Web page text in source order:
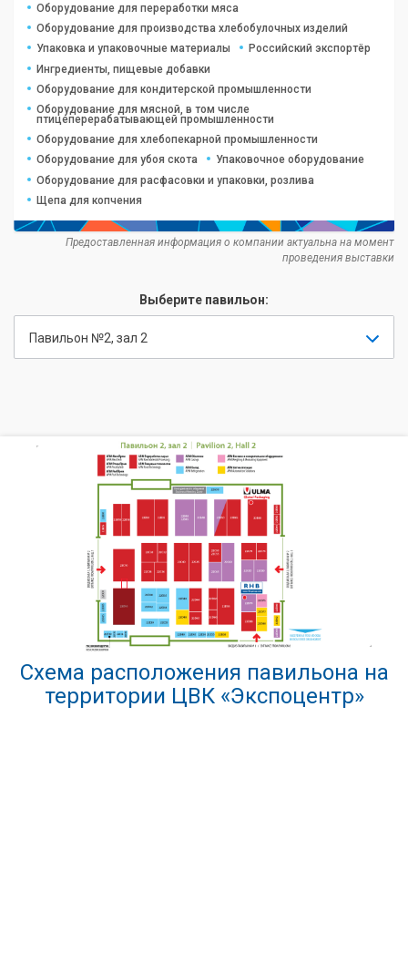
Оборудование для переработки мяса
Оборудование для производства хлебобулочных изделий
Упаковка и упаковочные материалы
Российский экспортёр
Ингредиенты, пищевые добавки
Оборудование для кондитерской промышленности
Оборудование для мясной, в том числе
птицеперерабатывающей промышленности
Оборудование для хлебопекарной промышленности
Оборудование для убоя скота
Упаковочное оборудование
Оборудование для расфасовки и упаковки, розлива
Щепа для копчения
Предоставленная информация о компании актуальна на момент
проведения выставки
Выберите павильон:
Павильон №2, зал 2
Схема расположения павильона на
территории ЦВК «Экспоцентр»